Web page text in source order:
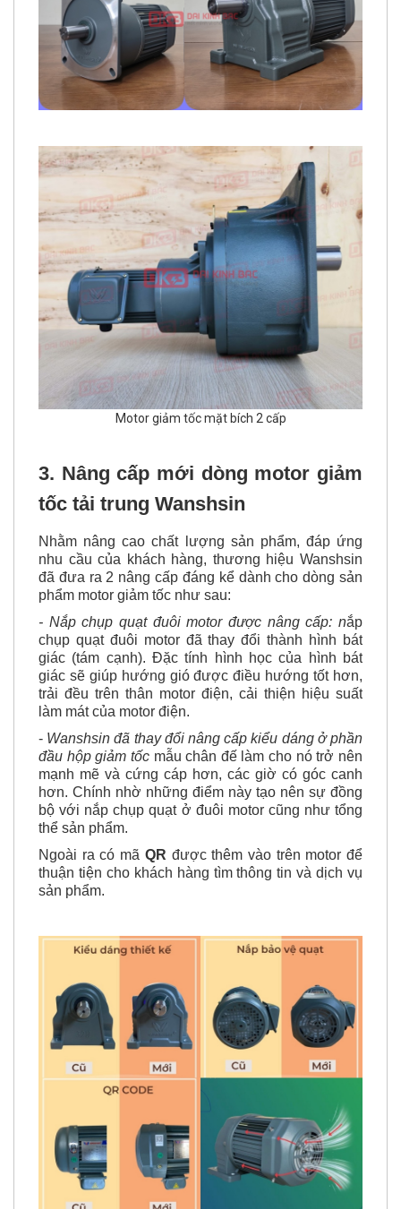
3. Nâng cấp mới dòng motor giảm
Nhằm nâng cao chất lượng sản phẩm, đáp ứng
nhu cầu của khách hàng, thương hiệu Wanshsin
đã đưa ra 2 nâng cấp đáng kể dành cho dòng sản
phẩm motor giảm tốc như sau:
- Nắp chụp quạt đuôi motor được nâng cấp: nắp
chụp quạt đuôi motor đã thay đổi thành hình bát
giác (tám cạnh). Đặc tính hình học của hình bát
giác sẽ giúp hướng gió được điều hướng tốt hơn,
trải đều trên thân motor điện, cải thiện hiệu suất
làm mát của motor điện.
-Wanshsin đã thay đổi nâng cấp kiểu dáng ở phần
đầu hộp giảm tốcmẫu chân đế làm cho nó trở nên
mạnh mẽ và cứng cáp hơn, các giờ có góc canh
hơn. Chính nhờ những điểm này tạo nên sự đồng
bộ với nắp chụp quạt ở đuôi motor cũng như tổng
thể sản phẩm.
Ngoài ra có mãQRđược thêm vào trên motor để
thuận tiện cho khách hàng tìm thông tin và dịch vụ